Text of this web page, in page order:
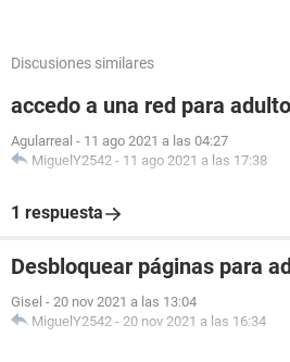
Discusiones similares
accedo a una red para
Agularreal - 11 ago 2021 a las 04:27
MiguelY2542 - 11 ago 2021 a las 17:38
1 respuesta
Desbloquear páginas para
Gisel - 20 nov 2021 a las 13:04
MiguelY2542 - 20 nov 2021 a las 16:34